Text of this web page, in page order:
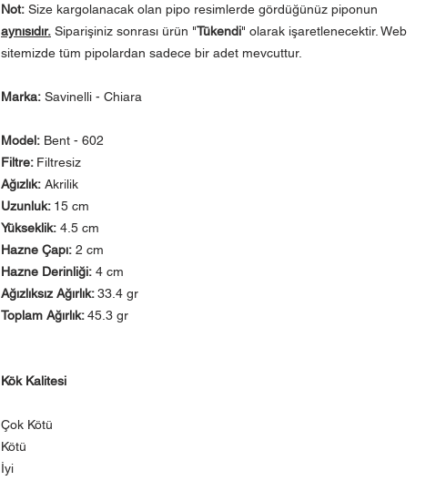
Not: Size kargolanacak olan pipo resimlerde gördüğünüz piponun
aynısıdır. Siparişiniz sonrası ürün "Tükendi" olarak işaretlenecektir. Web
sitemizde tüm pipolardan sadece bir adet mevcuttur.
Marka: Savinelli - Chiara
Model: Bent - 602
Filtre: Filtresiz
Ağızlık: Akrilik
Uzunluk: 15 cm
Yükseklik: 4.5 cm
Hazne Çapı: 2 cm
Hazne Derinliği: 4 cm
Ağızlıksız Ağırlık:33.4 gr
Toplam Ağırlık:45.3 gr
Kök Kalitesi
Çok Kötü
Kötü
İyi